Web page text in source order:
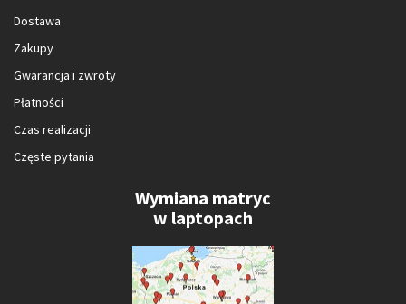
Dostawa
Zakupy
Gwarancja i zwroty
Płatności
Czas realizacji
Częste pytania
Wymiana matryc
w laptopach